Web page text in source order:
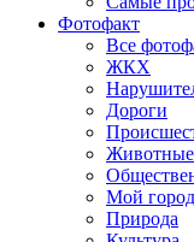
Фотофакт
Все
ЖКХ
Дороги
Животные
Мой город
Природа